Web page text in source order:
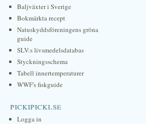
Baljväxter i Sverige
Bokmärkta recept
Natuskyddsföreningens gröna
guide
SLV:s livsmedelsdatabas
Styckningsschema
Tabell innertemperaturer
WWF's fiskguide
pickipicki.se
Logga in